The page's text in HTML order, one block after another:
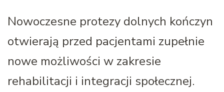
Nowoczesne protezy dolnych kończyn
otwierają przed pacjentami zupełnie
nowe możliwości w zakresie
rehabilitacji i integracji społecznej.